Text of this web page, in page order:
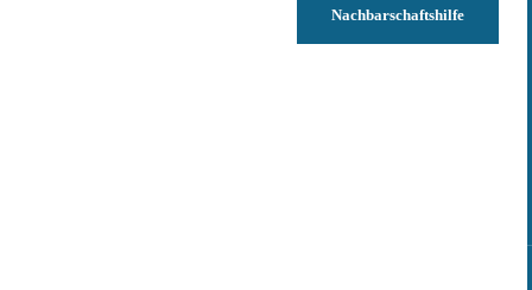
Nachbarschaftshilfe